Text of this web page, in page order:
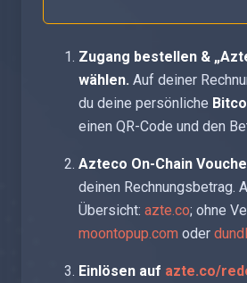
Zugang bestellen &
wählen. Auf deiner
du deine persönliche
einen QR-Code und den
Azteco On-Chain
deinen Rechnungsbetrag.
Übersicht: azte.co; ohne
moontopup.com oder
Einlösen auf azte.co/